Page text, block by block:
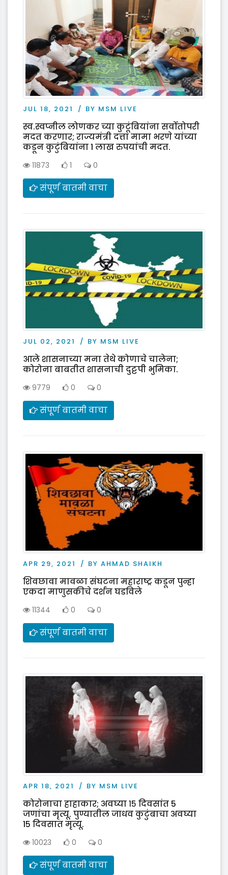
JUL 18, 2021 BY MSM LIVE
स्व.स्वप्नील लोणकर च्या कुटूंबियांना सर्वोतोपरी
मदत करणार; राज्यमंत्री दत्ता मामा भरणे यांच्या
कडून कुटुंबियांना 1 लाख रुपयांची मदत.
11873 1 0
संपूर्ण बातमी वाचा
JUL 02, 2021 BY MSM LIVE
आले शासनाच्या मना तेथे कोणाचे चालेना;
कोरोना बाबतीत शासनाची दुट्टपी भुमिका.
9779 0 0
संपूर्ण बातमी वाचा
APR 29, 2021 BY AHMAD SHAIKH
शिवछावा मावळा संघटना महाराष्ट्र कडून पुन्हा
एकदा माणुसकीचे दर्शन घडविले
11344 0 0
संपूर्ण बातमी वाचा
APR 18, 2021 BY MSM LIVE
कोरोनाचा हाहाकार; अवघ्या १५ दिवसांत 5
जणांचा मृत्यू. पुण्यातील जाधव कुटुंबाचा अवघ्या
15 दिवसात मृत्यू.
10023 0 0
संपूर्ण बातमी वाचा